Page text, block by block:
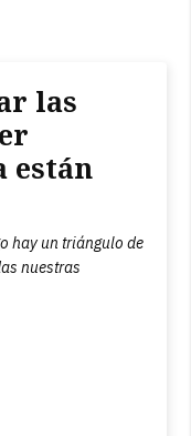
las
están
hay un triángulo de
nuestras